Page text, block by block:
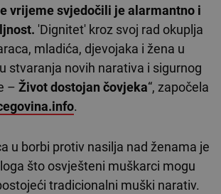
vrijeme svjedočili je alarmantno i
'Dignitet' kroz svoj rad okuplja
mladića, djevojaka i žena u
stvaranja novih narativa i sigurnog
– Život dostojan čovjeka“, započela
.
u borbi protiv nasilja nad ženama je
što osvješteni muškarci mogu
tradicionalni muški narativ.